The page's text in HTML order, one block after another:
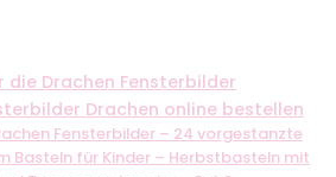
Drachen Fensterbilder
Drachen online bestellen
Fensterbilder – 24 vorgestanzte
Basteln für Kinder – Herbstbasteln mit